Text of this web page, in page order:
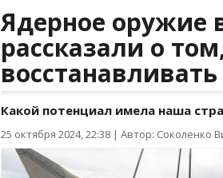
Ядерное оружие
рассказали о
восстанавливать
Какой потенциал имела наша
25 октября 2024, 22:38 | Автор: Соколенко